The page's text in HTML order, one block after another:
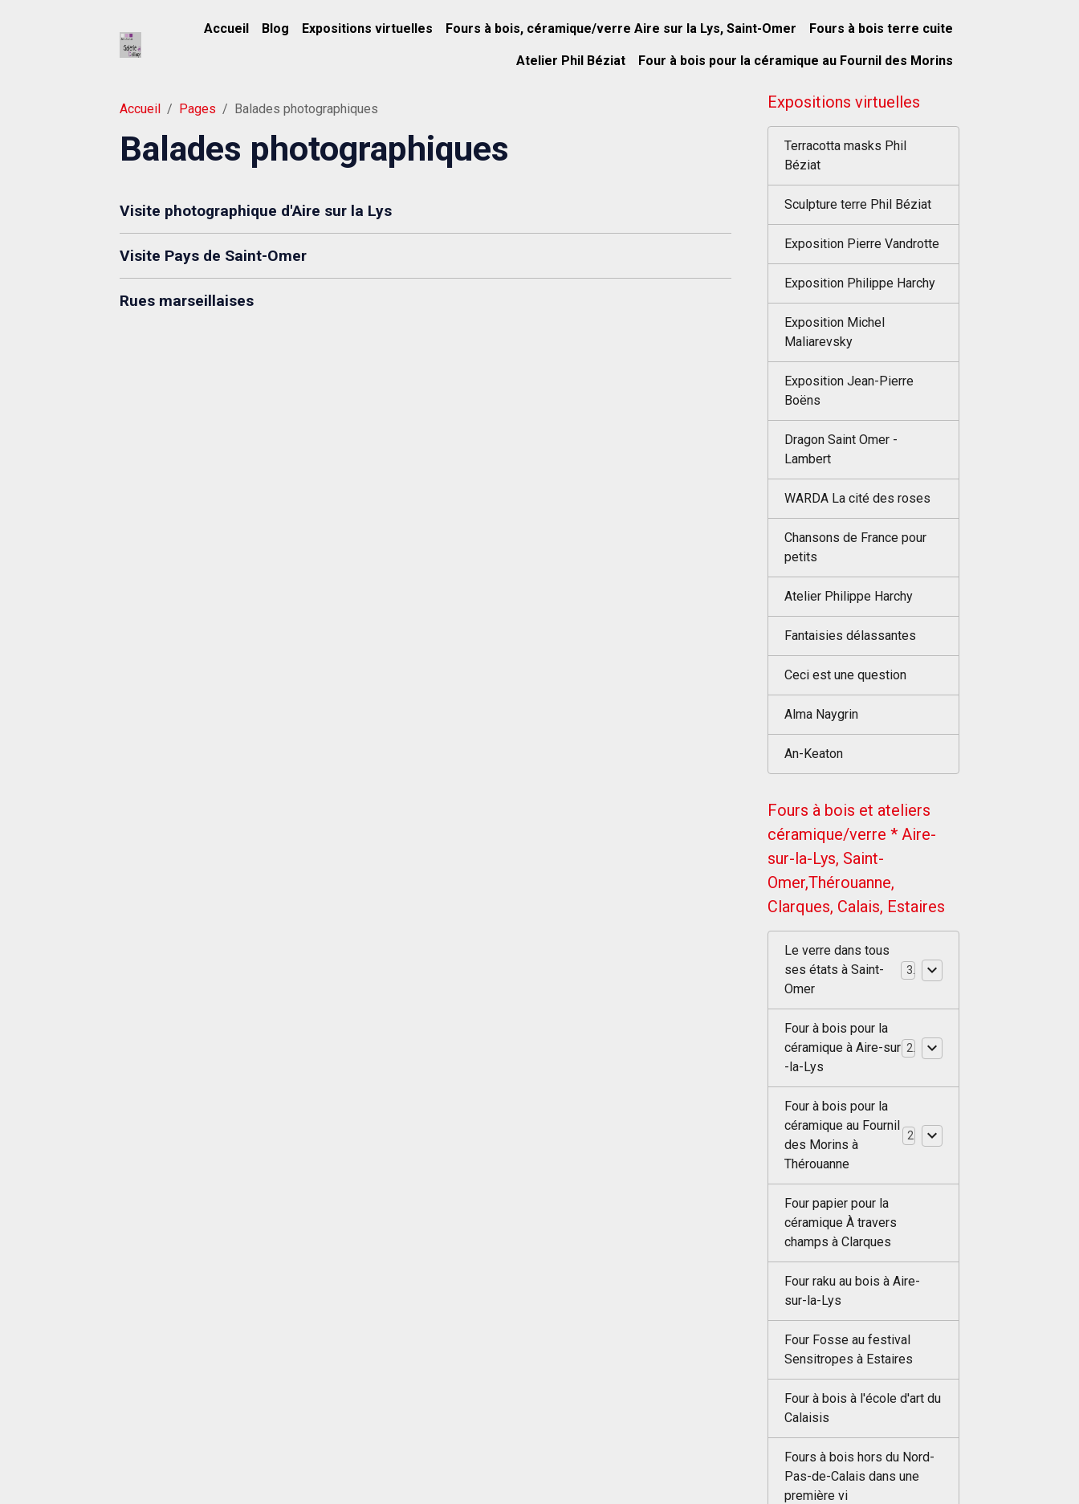
Accueil Blog Expositions virtuelles Fours à bois, céramique/verre Aire sur la Lys, Saint-Omer Fours à bois terre cuite
Atelier Phil Béziat Four à bois pour la céramique au Fournil des Morins
Accueil Pages Balades photographiques
Balades photographiques
Visite photographique d'Aire sur la Lys
Visite Pays de Saint-Omer
Rues marseillaises
Expositions virtuelles
Terracotta masks Phil
Béziat
Sculpture terre Phil Béziat
Exposition Pierre Vandrotte
Exposition Philippe Harchy
Exposition Michel
Maliarevsky
Exposition Jean-Pierre
Boëns
Dragon Saint Omer -
Lambert
WARDA La cité des roses
Chansons de France pour
petits
Atelier Philippe Harchy
Fantaisies délassantes
Ceci est une question
Alma Naygrin
An-Keaton
Fours à bois et ateliers
céramique/verre * Aire-
sur-la-Lys, Saint-
Omer,Thérouanne,
Clarques, Calais, Estaires
Le verre dans tous
ses états à Saint-
Omer
Four à bois pour la
céramique à Aire-sur
-la-Lys
Four à bois pour la
céramique au Fournil
des Morins à
Thérouanne
Four papier pour la
céramique À travers
champs à Clarques
Four raku au bois à Aire-
sur-la-Lys
Four Fosse au festival
Sensitropes à Estaires
Four à bois à l'école d'art du
Calaisis
Fours à bois hors du Nord-
Pas-de-Calais dans une
première vi